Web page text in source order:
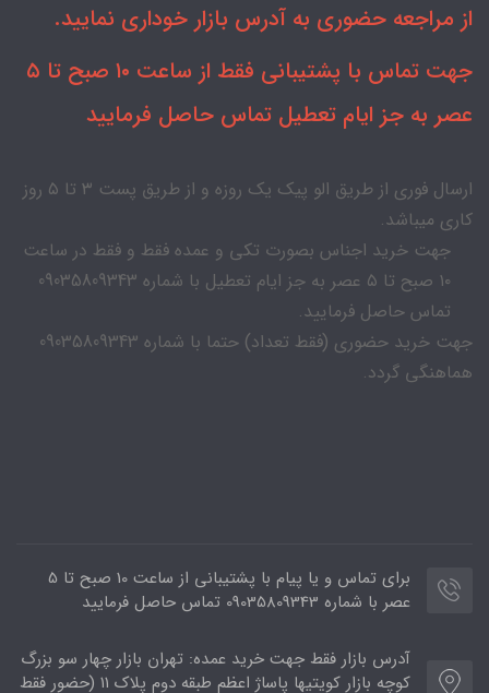
از مراجعه حضوری به آدرس بازار خوداری نمایید.
جهت تماس با پشتیبانی فقط از ساعت ۱۰ صبح تا ۵
عصر به جز ایام تعطیل تماس حاصل فرمایید
ارسال فوری از طریق الو پیک یک روزه و از طریق پست ۳ تا ۵ روز
کاری میباشد.
جهت خرید اجناس بصورت تکی و عمده فقط و فقط در ساعت
۱۰ صبح تا ۵ عصر به جز ایام تعطیل با شماره 09035809343
تماس حاصل فرمایید.
جهت خرید حضوری (فقط تعداد) حتما با شماره 09035809343
هماهنگی گردد.
برای تماس و یا پیام با پشتیبانی از ساعت 10 صبح تا 5
عصر با شماره 09035809343 تماس حاصل فرمایید
آدرس بازار فقط جهت خرید عمده: تهران بازار چهار سو بزرگ
کوچه بازار کویتیها پاساژ اعظم طبقه دوم پلاک ۱۱ (حضور فقط